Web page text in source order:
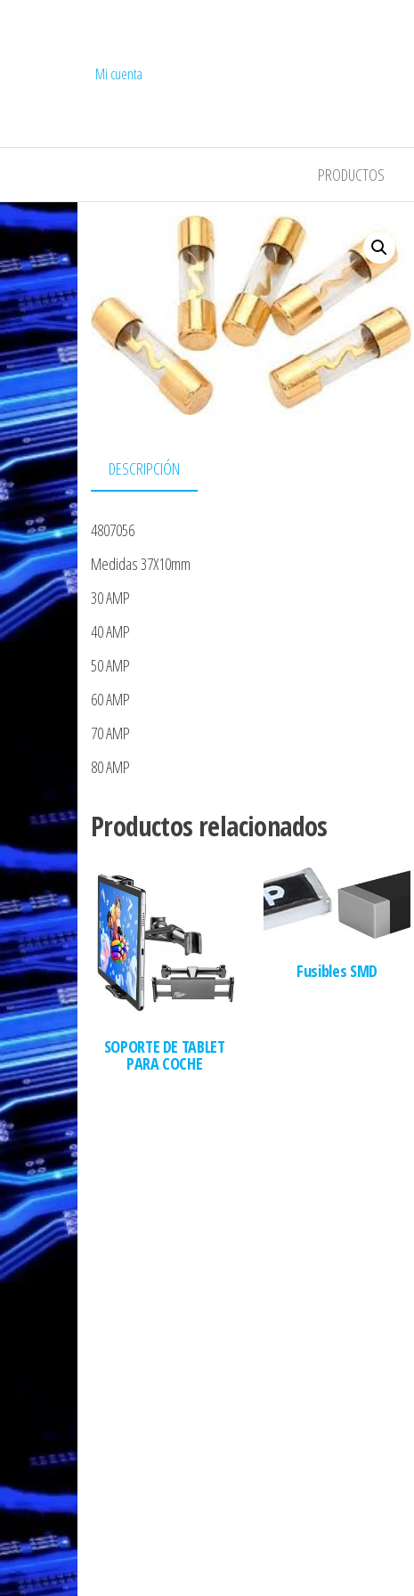
COMPEL
Mi cuenta
PRODUCTOS
DESCRIPCIÓN
4807056
Medidas 37X10mm
30 AMP
40 AMP
50 AMP
60 AMP
70 AMP
80 AMP
Productos relacionados
SOPORTE DE TABLET
PARA COCHE
Fusibles SMD